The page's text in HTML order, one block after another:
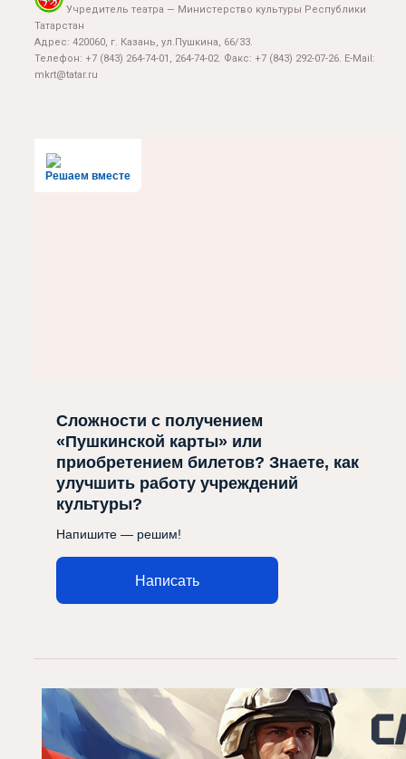
Учредитель театра — Министерство культуры Республики
Татарстан
Адрес: 420060, г. Казань, ул.Пушкина, 66/33.
Телефон: +7 (843) 264-74-01, 264-74-02. Факс: +7 (843) 292-07-26. E-Mail:
mkrt@tatar.ru
Решаем вместе
Сложности с получением
«Пушкинской карты» или
приобретением билетов? Знаете, как
улучшить работу учреждений
культуры?
Напишите — решим!
Написать